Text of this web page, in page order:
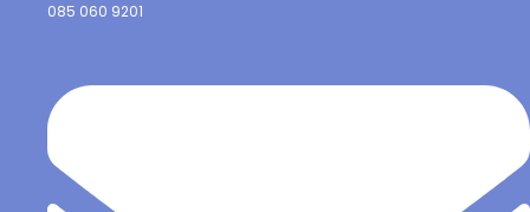
085 060 9201